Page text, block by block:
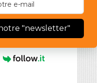
"newsletter"